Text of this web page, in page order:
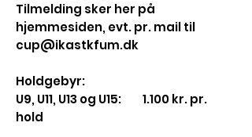
Tilmelding sker her på
hjemmesiden, evt. pr. mail til
cup@ikastkfum.dk
Holdgebyr:
U9, U11, U13 og U15: 1.100 kr. pr.
hold